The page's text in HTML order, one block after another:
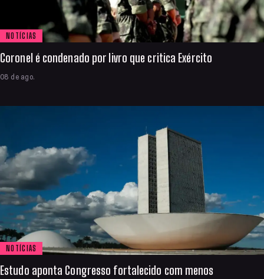
NOTÍCIAS
Coronel é condenado por livro que critica Exército
08 de ago.
NOTÍCIAS
Estudo aponta Congresso fortalecido com menos